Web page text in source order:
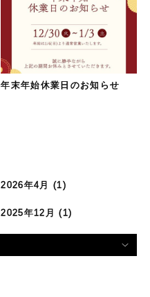
年末年始休業日のお知らせ
2026年4月 (1)
2025年12月 (1)